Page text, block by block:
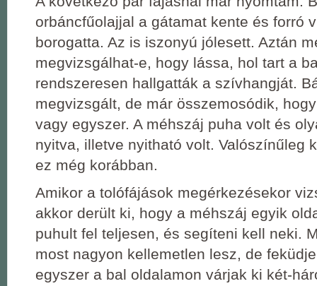
orbáncfűolajjal a gátamat kente és forró
borogatta. Az is iszonyú jólesett. Aztán
megvizsgálhat-e, hogy lássa, hol tart a
rendszeresen hallgatták a szívhangját.
megvizsgált, de már összemosódik,
vagy egyszer. A méhszáj puha volt és
nyitva, illetve nyitható volt. Valószínűleg
ez még korábban.
Amikor a tolófájások megérkezésekor
akkor derült ki, hogy a méhszáj egyik
puhult fel teljesen, és segíteni kell neki.
most nagyon kellemetlen lesz, de
egyszer a bal oldalamon várjak ki két-